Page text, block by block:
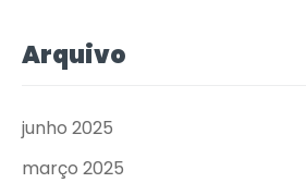
Arquivo
junho 2025
março 2025